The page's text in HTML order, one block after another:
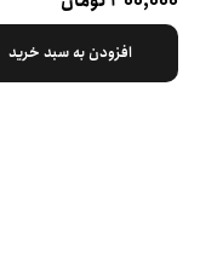
افزودن به سبد خرید